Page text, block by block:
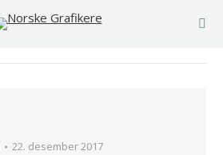
22. desember 2017